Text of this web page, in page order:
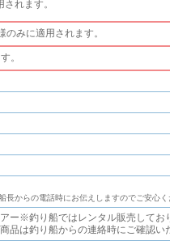
れます。
みに適用されます。
。
からの電話時にお伝えしますのでご安心く
ー※釣り船ではレンタル販売してお
品は釣り船からの連絡時にご確認い